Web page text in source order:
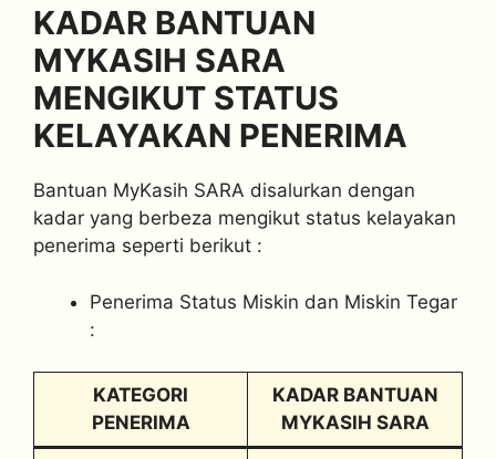
KADAR BANTUAN
MYKASIH SARA
MENGIKUT STATUS
KELAYAKAN PENERIMA
Bantuan MyKasih SARA disalurkan dengan
kadar yang berbeza mengikut status kelayakan
penerima seperti berikut :
Penerima Status Miskin dan Miskin Tegar
:
KATEGORI
PENERIMA
KADAR BANTUAN
MYKASIH SARA